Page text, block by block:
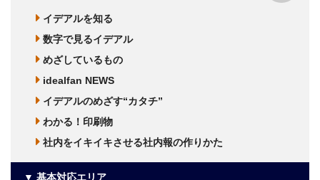
イデアルを知る
数字で見るイデアル
めざしているもの
idealfan NEWS
イデアルのめざす“カタチ”
わかる！印刷物
社内をイキイキさせる社内報の作りかた
▼ 基本対応エリア